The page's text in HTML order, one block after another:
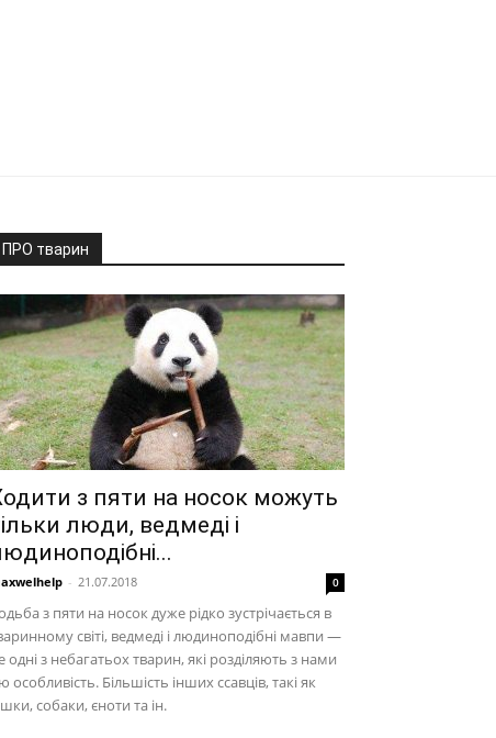
ПРО тварин
з пяти на носок можуть
люди, ведмеді і
- 21.07.2018 0
з пяти на носок дуже рідко зустрічається в
світі, ведмеді і людиноподібні мавпи —
одні з небагатьох тварин, які розділяють з нами
особливість. Більшість інших ссавців, такі як
собаки, єноти та ін.